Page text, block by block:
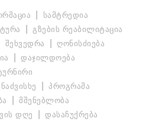
ᲡᲐᲛᲢᲠᲔᲓᲘᲐ
ᲒᲖᲔᲑᲘᲡ ᲠᲔᲐᲑᲘᲚᲘᲢᲐᲪᲘᲐ
ᲨᲔᲮᲕᲔᲓᲠᲐ
ᲦᲝᲜᲘᲡᲫᲘᲔᲑᲐ
ᲓᲐᲯᲘᲚᲓᲝᲔᲑᲐ
ᲞᲠᲝᲒᲠᲐᲛᲐ
ᲛᲨᲔᲜᲔᲑᲚᲝᲑᲐ
ᲓᲦᲔ
ᲓᲐᲡᲐᲩᲣᲥᲠᲔᲑᲐ